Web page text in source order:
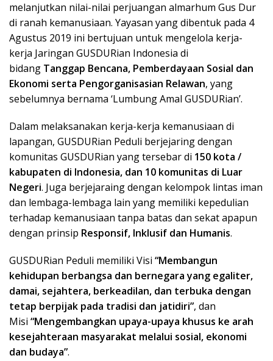
melanjutkan nilai-nilai perjuangan almarhum Gus Dur
di ranah kemanusiaan. Yayasan yang dibentuk pada 4
Agustus 2019 ini bertujuan untuk mengelola kerja-
kerja Jaringan GUSDURian Indonesia di
bidang Tanggap Bencana, Pemberdayaan Sosial dan
Ekonomi serta Pengorganisasian Relawan, yang
sebelumnya bernama ‘Lumbung Amal GUSDURian’.
Dalam melaksanakan kerja-kerja kemanusiaan di
lapangan, GUSDURian Peduli berjejaring dengan
komunitas GUSDURian yang tersebar di 150 kota /
kabupaten di Indonesia, dan 10 komunitas di Luar
Negeri. Juga berjejaraing dengan kelompok lintas iman
dan lembaga-lembaga lain yang memiliki kepedulian
terhadap kemanusiaan tanpa batas dan sekat apapun
dengan prinsip Responsif, Inklusif dan Humanis.
GUSDURian Peduli memiliki Visi “Membangun
kehidupan berbangsa dan bernegara yang egaliter,
damai, sejahtera, berkeadilan, dan terbuka dengan
tetap berpijak pada tradisi dan jatidiri”, dan
Misi “Mengembangkan upaya-upaya khusus ke arah
kesejahteraan masyarakat melalui sosial, ekonomi
dan budaya”.